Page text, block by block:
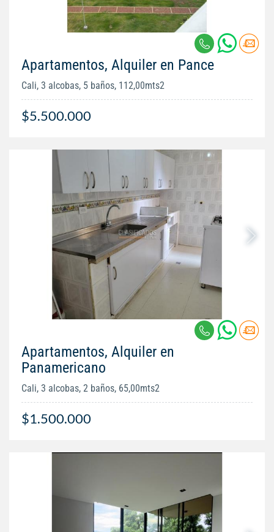
Apartamentos, Alquiler en Pance
Cali, 3 alcobas, 5 baños, 112,00mts2
$5.500.000
Apartamentos, Alquiler en
Panamericano
Cali, 3 alcobas, 2 baños, 65,00mts2
$1.500.000